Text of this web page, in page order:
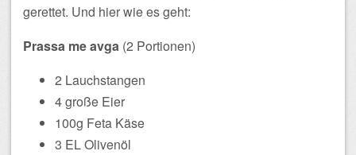
gerettet. Und hier wie es geht:
Prassa me avga (2 Portionen)
2 Lauchstangen
4 große Eier
100g Feta Käse
3 EL Olivenöl